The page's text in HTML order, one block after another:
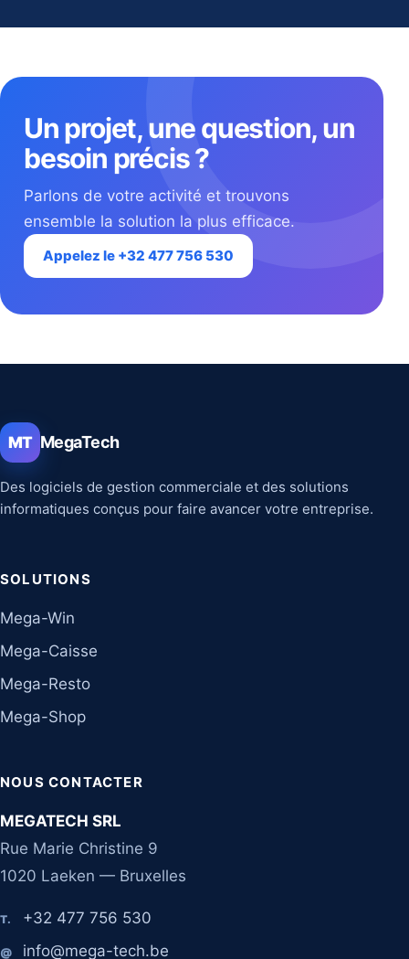
Un projet, une question, un
besoin précis ?
Parlons de votre activité et trouvons
ensemble la solution la plus efficace.
Appelez le +32 477 756 530
MT MegaTech
Des logiciels de gestion commerciale et des solutions
informatiques conçus pour faire avancer votre entreprise.
SOLUTIONS
Mega-Win
Mega-Caisse
Mega-Resto
Mega-Shop
NOUS CONTACTER
MEGATECH SRL
Rue Marie Christine 9
1020 Laeken — Bruxelles
T. +32 477 756 530
@ info@mega-tech.be